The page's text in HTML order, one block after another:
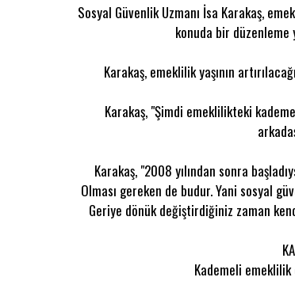
Sosyal Güvenlik Uzmanı İsa Karakaş,
konuda bir düzenleme
Karakaş, emeklilik yaşının
Karakaş, "Şimdi emeklilikteki
Karakaş, "2008 yılından sonra
Olması gereken de budur. Yani sosyal
Geriye dönük değiştirdiğiniz zaman
Kademeli emeklilik